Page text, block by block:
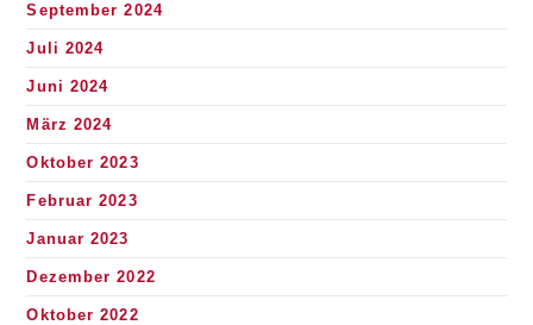
September 2024
Juli 2024
Juni 2024
März 2024
Oktober 2023
Februar 2023
Januar 2023
Dezember 2022
Oktober 2022